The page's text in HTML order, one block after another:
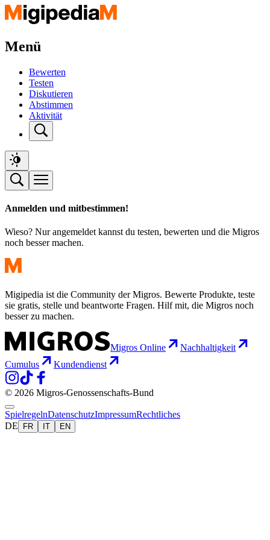
Menü
Bewerten
Testen
Diskutieren
Abstimmen
Aktivität
Anmelden und mitbestimmen!
Wieso? Nur angemeldet kannst du testen, bewerten und die Migros
noch besser machen.
Migipedia ist die Community der Migros. Bewerte Produkte, teste
sie gratis, stelle und beantworte Fragen. Hilf mit, die Migros noch
besser zu machen.
Migros Online
Nachhaltigkeit
Cumulus
Kundendienst
© 2026 Migros-Genossenschafts-Bund
SpielregelnDatenschutzImpressumRechtliches
DE
FR IT EN